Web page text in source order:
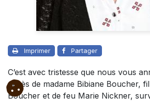
Imprimer Partager
C’est avec tristesse que nous vous
décès de madame Bibiane Boucher,
Boucher et de feu Marie Nickner,